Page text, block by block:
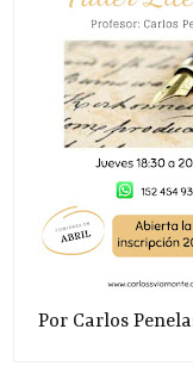
Por Carlos